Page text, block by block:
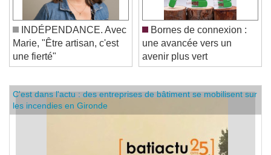
INDÉPENDANCE. Avec
Marie, "Être artisan, c'est
une fierté"
Bornes de connexion :
une avancée vers un
avenir plus vert
C'est dans l'actu : des entreprises de bâtiment se mobilisent sur
les incendies en Gironde